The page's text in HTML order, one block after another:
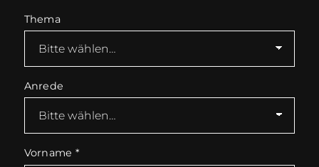
Thema
Anrede
Vorname *